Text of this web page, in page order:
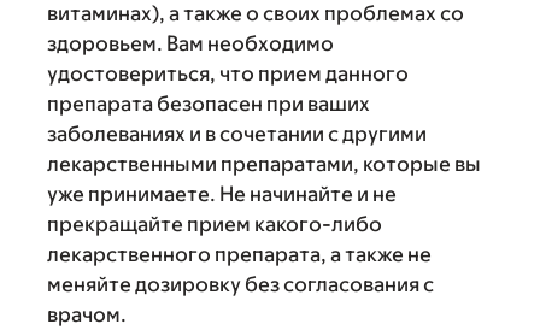
витаминах), а также о своих проблемах со
здоровьем. Вам необходимо
удостовериться, что прием данного
препарата безопасен при ваших
заболеваниях и в сочетании с другими
лекарственными препаратами, которые вы
уже принимаете. Не начинайте и не
прекращайте прием какого-либо
лекарственного препарата, а также не
меняйте дозировку без согласования с
врачом.